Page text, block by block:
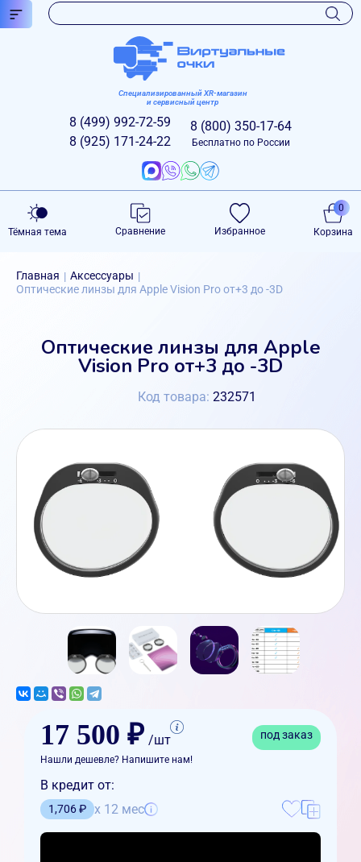
Специализированный XR-магазин
и сервисный центр
8 (499) 992-72-59
8 (925) 171-24-22
8 (800) 350-17-64
Бесплатно по России
Тёмная тема Сравнение Избранное Корзина
0
Главная | Аксессуары |
Оптические линзы для Apple Vision Pro от+3 до -3D
Оптические линзы для Apple
Vision Pro от+3 до -3D
Код товара: 232571
17 500 ₽ /шт под заказ
Нашли дешевле? Напишите нам!
В кредит от:
1,706 ₽ x 12 мес